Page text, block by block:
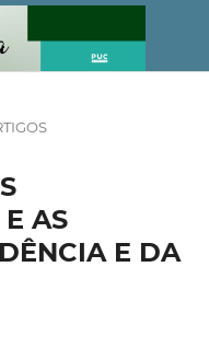
AS
E DA